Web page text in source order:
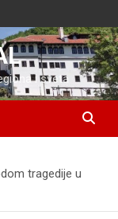
i sveta
tragedije u